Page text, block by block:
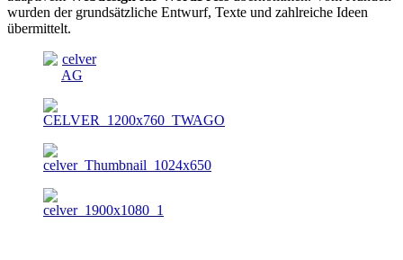
wurden der grundsätzliche Entwurf, Texte und zahlreiche Ideen
übermittelt.